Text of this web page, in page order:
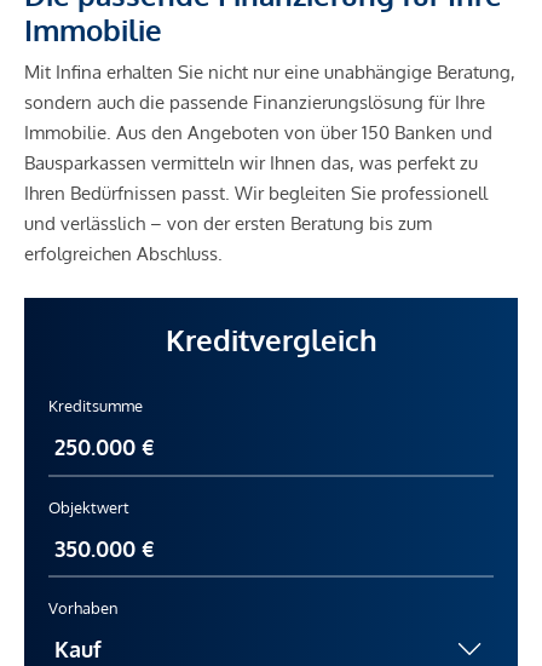
Immobilie
Mit Infina erhalten Sie nicht nur eine unabhängige Beratung,
sondern auch die passende Finanzierungslösung für Ihre
Immobilie. Aus den Angeboten von über 150 Banken und
Bausparkassen vermitteln wir Ihnen das, was perfekt zu
Ihren Bedürfnissen passt. Wir begleiten Sie professionell
und verlässlich – von der ersten Beratung bis zum
erfolgreichen Abschluss.
Kreditvergleich
Kreditsumme
Objektwert
Vorhaben